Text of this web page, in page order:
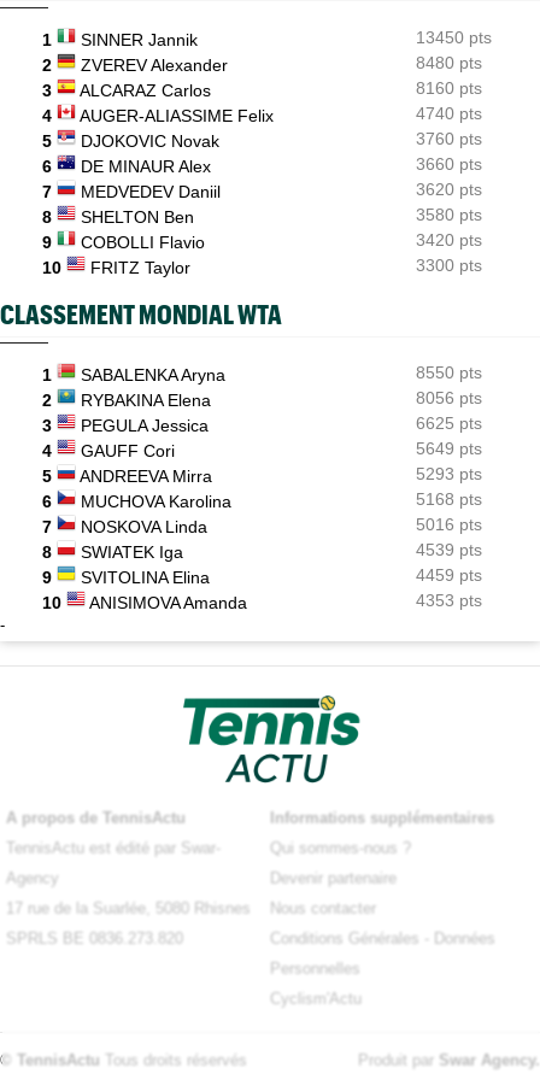
06/08
WTA - Toronto
Aryna Sabalenka propose... des conférences de presse façon F1
1 SINNER Jannik
13450 pts
2
ZVEREV Alexander
8480 pts
3
ALCARAZ Carlos
8160 pts
4
AUGER-ALIASSIME Felix
4740 pts
5
DJOKOVIC Novak
3760 pts
6
DE MINAUR Alex
3660 pts
7
MEDVEDEV Daniil
3620 pts
8
SHELTON Ben
3580 pts
9
COBOLLI Flavio
3420 pts
10
FRITZ Taylor 3300 pts
CLASSEMENT MONDIAL WTA
1 SABALENKA Aryna
8550 pts
2
RYBAKINA Elena
8056 pts
3
PEGULA Jessica
6625 pts
4
GAUFF Cori
5649 pts
5
ANDREEVA Mirra
5293 pts
6
MUCHOVA Karolina
5168 pts
7
NOSKOVA Linda
5016 pts
8
SWIATEK Iga
4539 pts
9
SVITOLINA Elina
4459 pts
10
ANISIMOVA Amanda 4353 pts
-
A propos de TennisActu
TennisActu est édité par Swar-
Agency
17 rue de la Suarlée, 5080 Rhisnes
SPRLS BE 0836.273.820
Informations supplémentaires
Qui sommes-nous ?
Devenir partenaire
Nous contacter
Conditions Générales
Données
Personnelles
Cyclism'Actu
© TennisActu Tous droits réservés Produit par Swar Agency.